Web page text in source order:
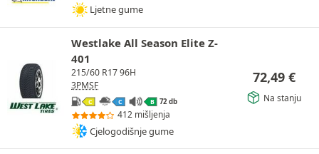
Ljetne gume
Westlake All Season Elite Z-
401
215/60 R17 96H
3PMSF
C C B 72 db
412 mišljenja
Cjelogodišnje gume
72,49 €
Na stanju